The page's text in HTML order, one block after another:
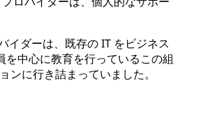
イダーは、既存の IT をビジネス
中心に教育を行っているこの組
に行き詰まっていました。